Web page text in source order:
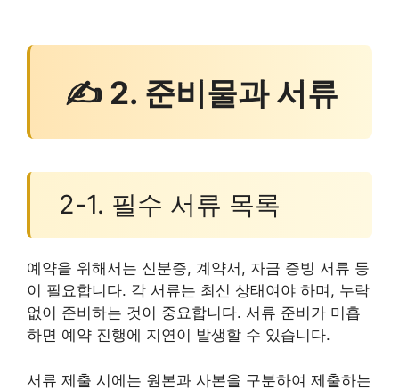
✍ 2. 준비물과 서류
2-1. 필수 서류 목록
예약을 위해서는 신분증, 계약서, 자금 증빙 서류 등
이 필요합니다. 각 서류는 최신 상태여야 하며, 누락
없이 준비하는 것이 중요합니다. 서류 준비가 미흡
하면 예약 진행에 지연이 발생할 수 있습니다.
서류 제출 시에는 원본과 사본을 구분하여 제출하는